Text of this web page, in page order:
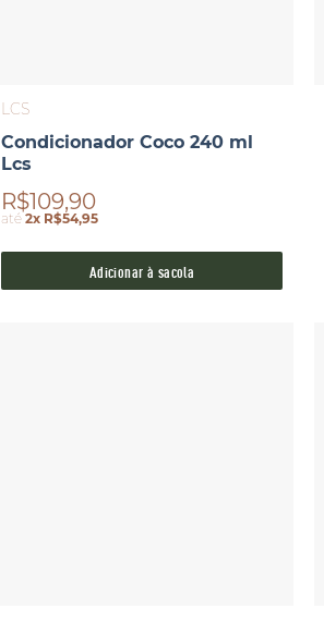
LCS
Condicionador Coco 240 ml
Lcs
R$109,90
até 2x R$54,95
Adicionar à sacola